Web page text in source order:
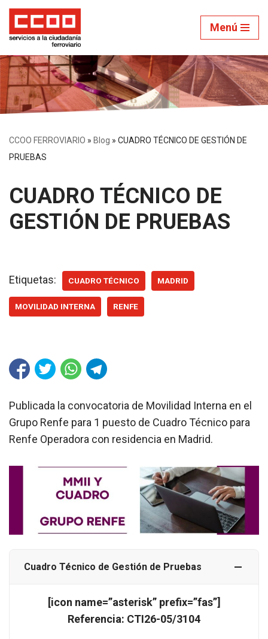
Saltar
contenido
Menú
CCOO FERROVIARIO » Blog » CUADRO TÉCNICO DE GESTIÓN DE
PRUEBAS
CUADRO TÉCNICO DE
GESTIÓN DE PRUEBAS
Etiquetas: CUADRO TÉCNICO MADRID
MOVILIDAD INTERNA RENFE
Publicada la convocatoria de Movilidad Interna en el
Grupo Renfe para 1 puesto de Cuadro Técnico para
Renfe Operadora con residencia en Madrid.
Cuadro Técnico de Gestión de Pruebas
[icon name=”asterisk” prefix=”fas”]
Referencia: CTI26-05/3104